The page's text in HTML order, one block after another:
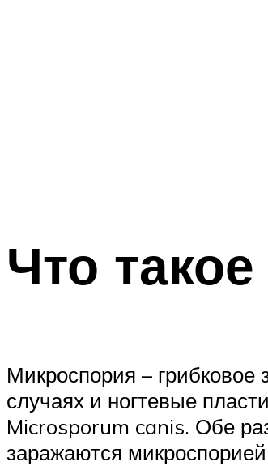
Что
Микроспория –
случаях и ногтевые
Microsporum canis. Обе
заражаются